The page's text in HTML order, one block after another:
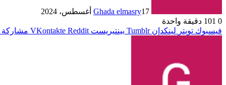
Ghada elmasry17 أغسطس، 2024
0
دقيقة واحدة
فيسبوك تويتر لينكدإن بينتيريست مشاركة